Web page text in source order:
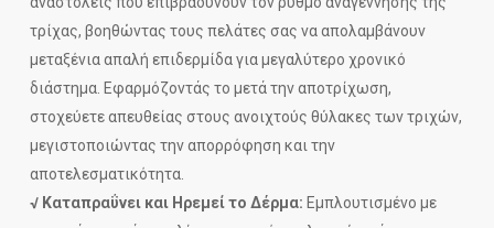
τρίχας, βοηθώντας τους πελάτες σας να απολαμβάνουν
μεταξένια απαλή επιδερμίδα για μεγαλύτερο χρονικό
διάστημα. Εφαρμόζοντάς το μετά την αποτρίχωση,
στοχεύετε απευθείας στους ανοιχτούς θύλακες των τριχών,
μεγιστοποιώντας την απορρόφηση και την
αποτελεσματικότητα.
√ Καταπραΰνει και Ηρεμεί το Δέρμα: Εμπλουτισμένο με